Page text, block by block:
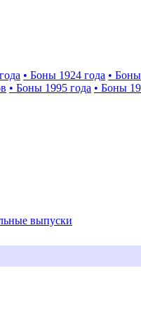
• Боны 1924 года •
• Боны 1995 года • Боны
выпуски